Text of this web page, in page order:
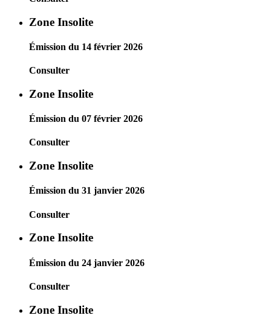
Zone Insolite
Émission du 14 février 2026
Consulter
Zone Insolite
Émission du 07 février 2026
Consulter
Zone Insolite
Émission du 31 janvier 2026
Consulter
Zone Insolite
Émission du 24 janvier 2026
Consulter
Zone Insolite